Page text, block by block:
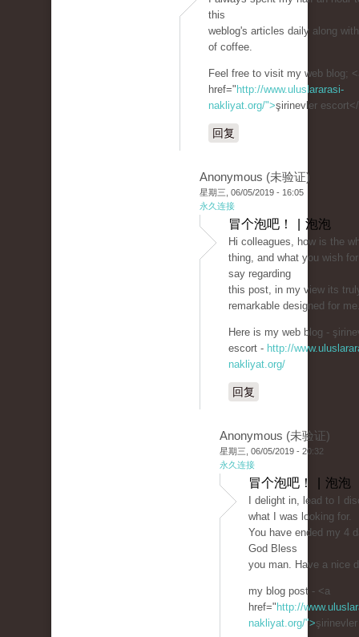
this
weblog's articles daily along
of coffee.
Feel free to visit my web blog;
href=" http://www.uluslararasi-
nakliyat.org/">şirinevler
回复
Anonymous (未验证)
星期三, 06/05/2019 - 16:05
永久连接
冒个泡吧！ | 泡泡
Hi colleagues, how is the
thing, and what you wish
say regarding
this post, in my view its
remarkable designed for
Here is my web blog -
escort - http://
nakliyat.org/
回复
Anonymous (未验证)
星期三, 06/05/2019 - 20:32
永久连接
冒个泡吧！ | 泡泡
I delight in, lead to I
what I was looking for.
You have ended my 4
God Bless
you man. Have a nice
my blog post - <a
href=" http://
nakliyat.org/">